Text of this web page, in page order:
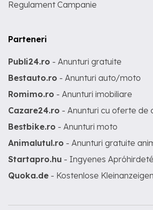
Regulament Campanie
Parteneri
Publi24.ro - Anunturi gratuite
Bestauto.ro - Anunturi auto/moto
Romimo.ro - Anunturi imobiliare
Cazare24.ro - Anunturi cu oferte de
Bestbike.ro - Anunturi moto
Animalutul.ro - Anunturi gratuite
Startapro.hu - Ingyenes
Quoka.de - Kostenlose Kleinanzeigen